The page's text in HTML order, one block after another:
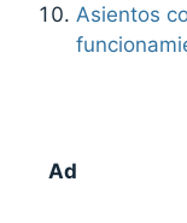
Asientos
Ad